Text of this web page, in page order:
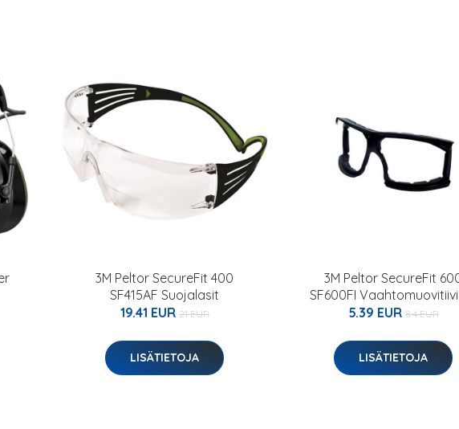
3M Peltor SecureFit 400
SF415AF Suojalasit
19.41 EUR 21 EUR
LISÄTIETOJA
3M Peltor SecureFit
SF600FI
5.39 EUR 8.4 EUR
LISÄTIETOJA